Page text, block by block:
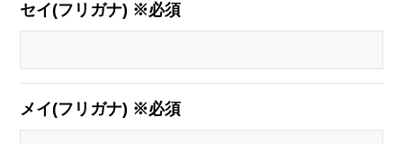
セイ(フリガナ) ※必須
メイ(フリガナ) ※必須